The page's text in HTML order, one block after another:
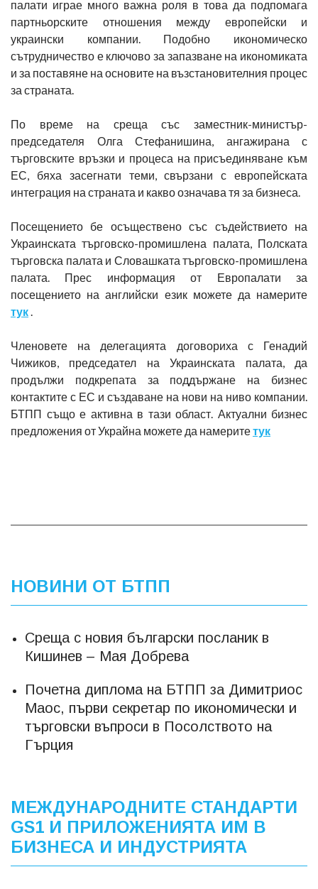
палати играе много важна роля в това да подпомага
партньорските отношения между европейски и
украински компании. Подобно икономическо
сътрудничество е ключово за запазване на икономиката
и за поставяне на основите на възстановителния процес
за страната.
По време на среща със заместник-министър-
председателя Олга Стефанишина, ангажирана с
търговските връзки и процеса на присъединяване към
ЕС, бяха засегнати теми, свързани с европейската
интеграция на страната и какво означава тя за бизнеса.
Посещението бе осъществено със съдействието на
Украинската търговско-промишлена палата, Полската
търговска палата и Словашката търговско-промишлена
палата. Прес информация от Европалати за
посещението на английски език можете да намерите
тук
Членовете на делегацията договориха с Генадий
Чижиков, председател на Украинската палата, да
продължи подкрепата за поддържане на бизнес
контактите с ЕС и създаване на нови на ниво компании.
БТПП също е активна в тази област. Актуални бизнес
предложения от Украйна можете да намеритетук
НОВИНИ ОТ БТПП
Среща с новия български посланик в
Кишинев – Мая Добрева
Почетна диплома на БТПП за Димитриос
Маос, първи секретар по икономически и
търговски въпроси в Посолството на
Гърция
МЕЖДУНАРОДНИТЕ СТАНДАРТИ
GS1 И ПРИЛОЖЕНИЯТА ИМ В
БИЗНЕСА И ИНДУСТРИЯТА